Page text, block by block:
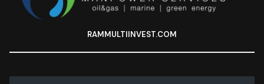
RAMMULTIINVEST.COM